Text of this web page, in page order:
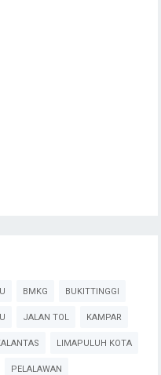
BMKG BUKITTINGGI
JALAN TOL KAMPAR
LIMAPULUH KOTA
PELALAWAN